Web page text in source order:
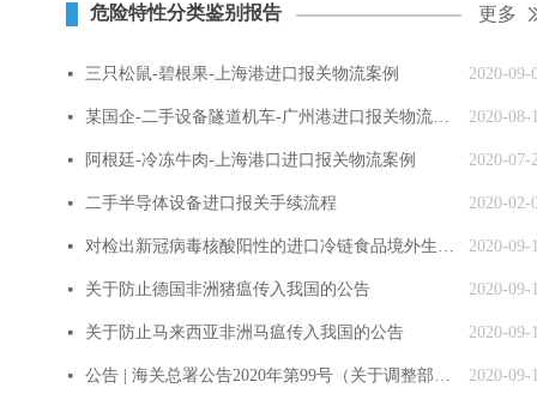
危险特性分类鉴别报告
2020-09-
넷 三只松鼠-碧根果-上海港进口报关物流案例
2020-08-
넷 某国企-二手设备隧道机车-广州港进口报关物流案例
2020-07-
넷 阿根廷-冷冻牛肉-上海港口进口报关物流案例
2020-02-
넷 二手半导体设备进口报关手续流程
2020-09-
넷 对检出新冠病毒核酸阳性的进口冷链食品境外生产企业实施紧急预防性措施
2020-09-
넷 关于防止德国非洲猪瘟传入我国的公告
2020-09-
넷 关于防止马来西亚非洲马瘟传入我国的公告
2020-09-
넷 公告 | 海关总署公告2020年第99号（关于调整部分进出境货物监管要求的公告）
更多